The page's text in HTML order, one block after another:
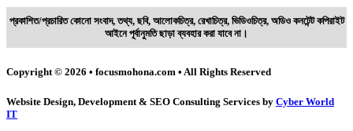
প্রকাশিত/প্রচারিত কোনো সংবাদ, তথ্য, ছবি, আলোকচিত্র, রেখাচিত্র, ভিডিওচিত্র, অডিও কনটেন্ট কপিরাইট
আইনে পূর্বানুমতি ছাড়া ব্যবহার করা যাবে না।
Copyright © 2026 • focusmohona.com • All Rights Reserved
Website Design, Development & SEO Consulting Services by Cyber World
IT